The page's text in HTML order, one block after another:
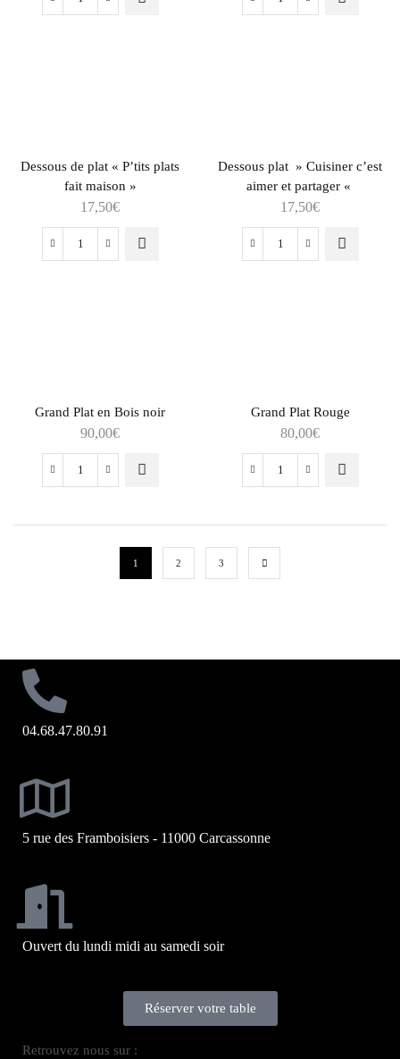
Dessous de plat « P’tits plats
fait maison »
17,50€
Dessous plat » Cuisiner c’est
aimer et partager «
17,50€
Grand Plat en Bois noir
90,00€
Grand Plat Rouge
80,00€
1 2 3
04.68.47.80.91
5 rue des Framboisiers - 11000 Carcassonne
Ouvert du lundi midi au samedi soir
Réserver votre table
Retrouvez nous sur :